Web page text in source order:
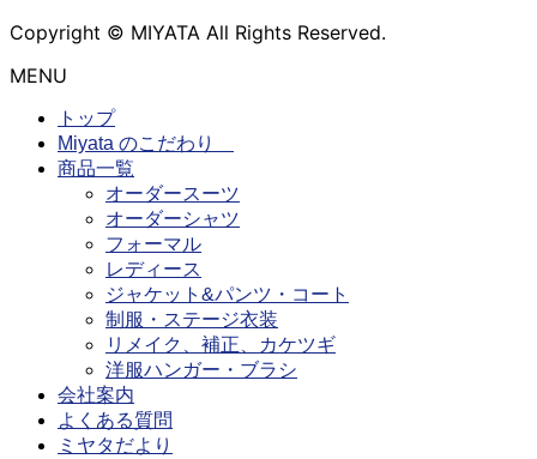
Copyright © MIYATA All Rights Reserved.
MENU
トップ
Miyata のこだわり
商品一覧
オーダースーツ
オーダーシャツ
フォーマル
レディース
ジャケット&パンツ・コート
制服・ステージ衣装
リメイク、補正、カケツギ
洋服ハンガー・ブラシ
会社案内
よくある質問
ミヤタだより